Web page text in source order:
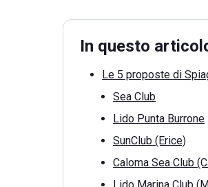
In questo
Le 5 proposte di
Sea Club
Lido Punta Burrone
SunClub (Erice)
Caloma Sea Club